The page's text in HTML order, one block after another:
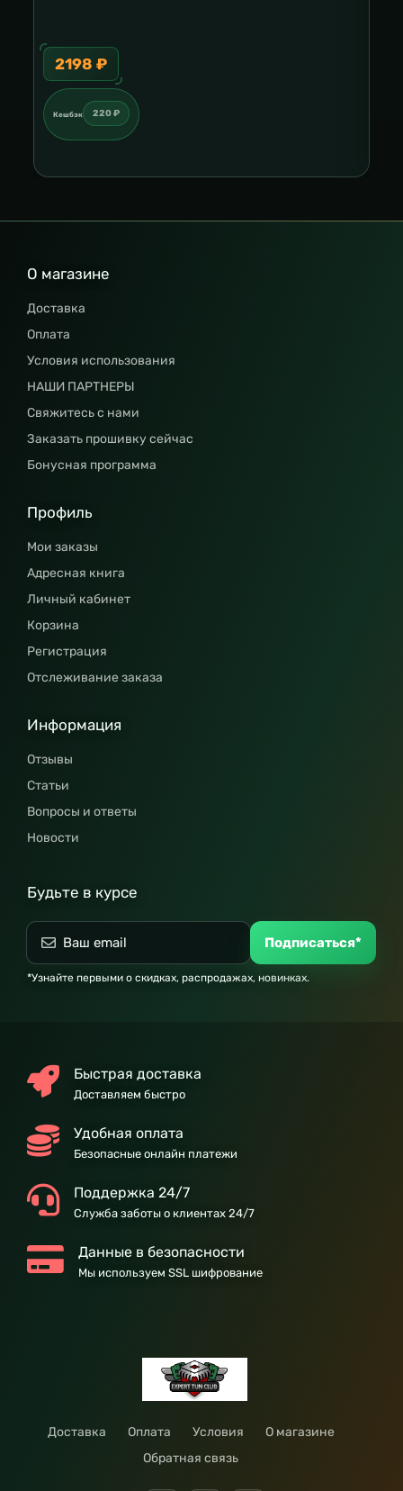
2198 ₽
Кешбэк 220 ₽
О магазине
Доставка
Оплата
Условия использования
НАШИ ПАРТНЕРЫ
Свяжитесь с нами
Заказать прошивку сейчас
Бонусная программа
Профиль
Мои заказы
Адресная книга
Личный кабинет
Корзина
Регистрация
Отслеживание заказа
Информация
Отзывы
Статьи
Вопросы и ответы
Новости
Будьте в курсе
Подписаться*
*Узнайте первыми о скидках, распродажах, новинках.
Быстрая доставка
Доставляем быстро
Удобная оплата
Безопасные онлайн платежи
Поддержка 24/7
Служба заботы о клиентах 24/7
Данные в безопасности
Мы используем SSL шифрование
Доставка Оплата Условия
О магазине
Обратная связь